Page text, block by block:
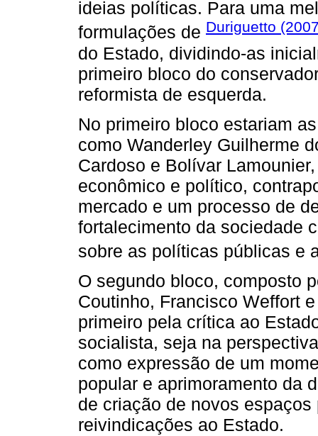
ideias políticas. Para uma
formulações de Duriguetto
do Estado, dividindo-as
primeiro bloco do
reformista de esquerda.
No primeiro bloco estariam
como Wanderley Guilherme
Cardoso e Bolívar
econômico e político,
mercado e um processo de
fortalecimento da sociedade
sobre as políticas públicas e
O segundo bloco, composto
Coutinho, Francisco Weffort
primeiro pela crítica ao
socialista, seja na
como expressão de um
popular e aprimoramento da
de criação de novos
reivindicações ao Estado.